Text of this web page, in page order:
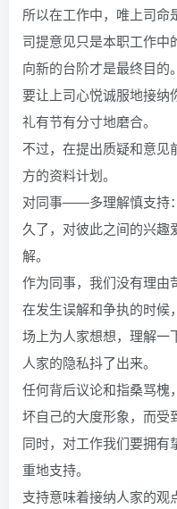
所以在工作中，唯上司命
司提意见只是本职工作中
向新的台阶才是最终目的。
要让上司心悦诚服地接纳
礼有节有分寸地磨合。
不过，在提出质疑和意见
方的资料计划。
对同事——多理解慎支持
久了，对彼此之间的兴趣
解。
作为同事，我们没有理由
在发生误解和争执的时候
场上为人家想想，理解一
人家的隐私抖了出来。
任何背后议论和指桑骂槐
坏自己的大度形象，而受
同时，对工作我们要拥有
重地支持。
支持意味着接纳人家的观